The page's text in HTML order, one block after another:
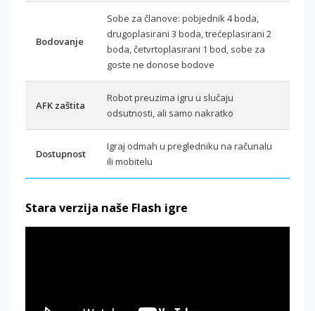
Bodovanje
Sobe za članove: pobjednik 4 boda,
drugoplasirani 3 boda, trećeplasirani 2
boda, četvrtoplasirani 1 bod, sobe za
goste ne donose bodove
AFK zaštita
Robot preuzima igru u slučaju
odsutnosti, ali samo nakratko
Dostupnost
Igraj odmah u pregledniku na računalu
ili mobitelu
Stara verzija naše Flash igre